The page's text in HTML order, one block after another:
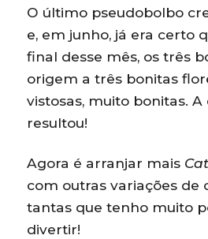
O último pseudobolbo
e, em junho, já era certo
final desse mês, os três
origem a três bonitas
vistosas, muito bonitas. A
resultou!
Agora é arranjar mais
com outras variações de
tantas que tenho muito
divertir!